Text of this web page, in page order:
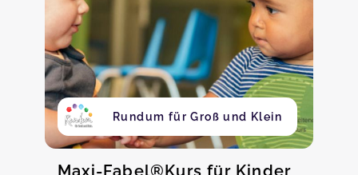
Rundum für Groß und Klein
Maxi-Fabel®Kurs für Kinder